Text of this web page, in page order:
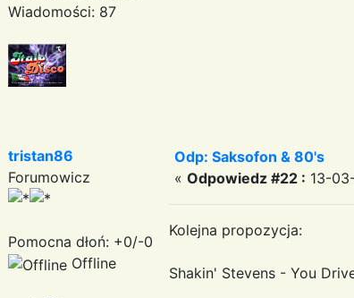
Wiadomości: 87
tristan86
Forumowicz
Pomocna dłoń: +0/-0
Offline
Odp: Saksofon & 80's
« Odpowiedz #22 : 13-
Kolejna propozycja:
Shakin' Stevens - You